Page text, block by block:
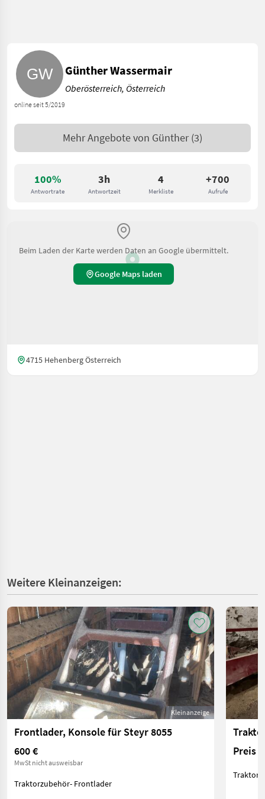
100%
Antwortrate
3h
Antwortzeit
4
Merkliste
+700
Aufrufe
online seit 5/2019
Günther Wassermair
Oberösterreich, Österreich
Mehr Angebote von Günther (3)
Beim Laden der Karte werden Daten an Google übermittelt.
Google Maps laden
4715 Hehenberg Österreich
Weitere Kleinanzeigen:
Kleinanzeige
Frontlader, Konsole für Steyr 8055
600 €
MwSt nicht ausweisbar
Traktorzubehör- Frontlader
Preis